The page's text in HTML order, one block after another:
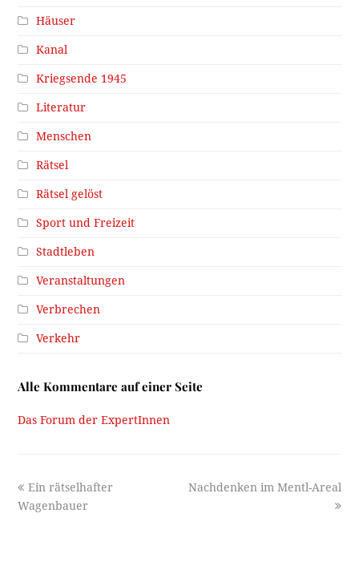
Häuser
Kanal
Kriegsende 1945
Literatur
Menschen
Rätsel
Rätsel gelöst
Sport und Freizeit
Stadtleben
Veranstaltungen
Verbrechen
Verkehr
Alle Kommentare auf einer Seite
Das Forum der ExpertInnen
previous
post:
Ein rätselhafter
Wagenbauer
next
Nachdenken im Mentl-Areal